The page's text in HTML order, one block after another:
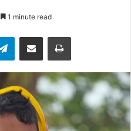
1 minute read
TelegramShare via Email Print